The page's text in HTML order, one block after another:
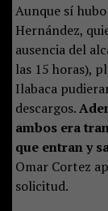
Aunque sí
Hernández,
ausencia del
las 15 horas),
Ilabaca
descargos.
ambos era
que entran y
Omar Cortez
solicitud.